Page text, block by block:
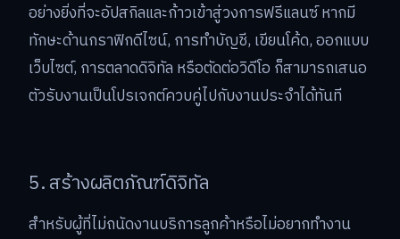
อย่างยิ่งที่จะอัปสกิลและก้าวเข้าสู่วงการฟรีแลนซ์ หากมี
ทักษะด้านกราฟิกดีไซน์, การทำบัญชี, เขียนโค้ด, ออกแบบ
เว็บไซต์, การตลาดดิจิทัล หรือตัดต่อวิดีโอ ก็สามารถเสนอ
ตัวรับงานเป็นโปรเจกต์ควบคู่ไปกับงานประจำได้ทันที
5. สร้างผลิตภัณฑ์ดิจิทัล
สำหรับผู้ที่ไม่ถนัดงานบริการลูกค้าหรือไม่อยากทำงาน